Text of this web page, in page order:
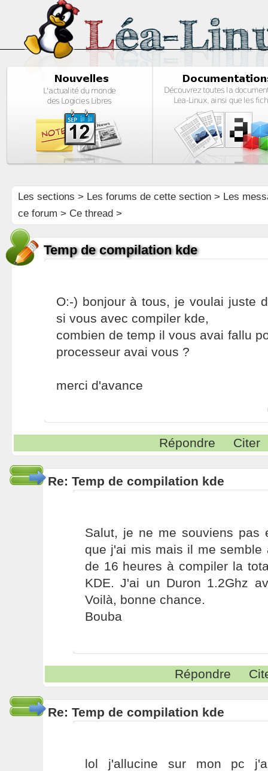
Les sections > Les forums de cette section> Les
ce forum > Ce thread >
Temp de compilation kde
O:-) bonjour à tous, je voulai juste
si vous avec compiler kde,
combien de temp il vous avai fallu
processeur avai vous ?
merci d'avance
Répondre Citer
Re: Temp de compilation kde
Salut, je ne me souviens pas
que j'ai mis mais il me semble
de 16 heures à compiler la
KDE. J'ai un Duron 1.2Ghz
Voilà, bonne chance.
Bouba
Répondre
Re: Temp de compilation kde
lol j'allucine sur mon pc